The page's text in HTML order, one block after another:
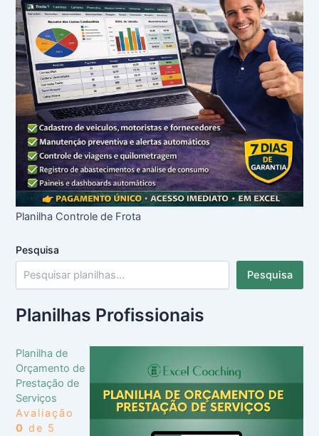
Planilha Controle de Frota
Pesquisa
Pesquisa
Planilhas Profissionais
Planilha de
Orçamento de
Prestação de
Serviços
Avaliação
0 de 5